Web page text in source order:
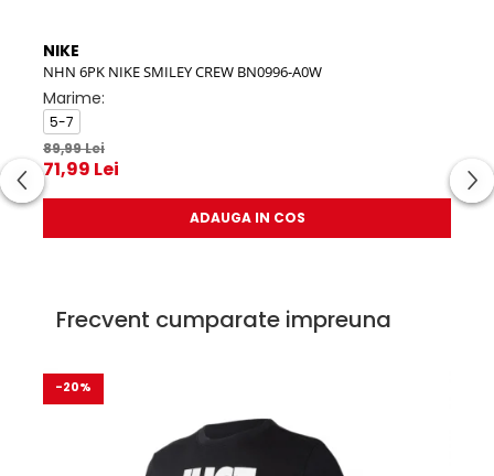
NIKE
NHN 6PK NIKE SMILEY CREW BN0996-A0W
Marime:
5-7
89,99 Lei
71,99 Lei
ADAUGA IN COS
Frecvent cumparate impreuna
-20%